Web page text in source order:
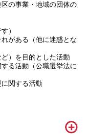
の事業・地域の団体の
）
がある（他に迷惑とな
）を目的とした活動
る活動（公職選挙法に
関する活動